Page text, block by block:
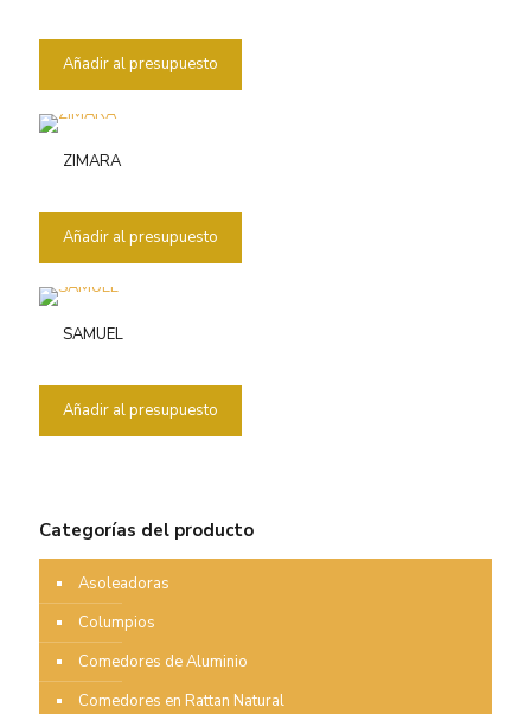
Añadir al presupuesto
ZIMARA
Añadir al presupuesto
SAMUEL
Añadir al presupuesto
Categorías del producto
Asoleadoras
Columpios
Comedores de Aluminio
Comedores en Rattan Natural